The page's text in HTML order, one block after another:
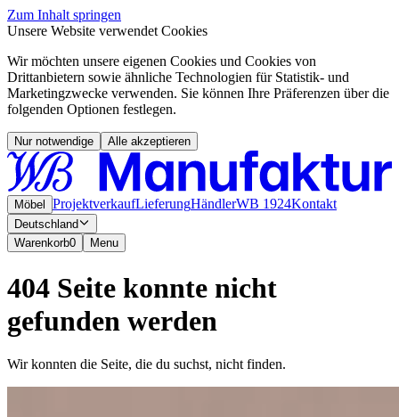
Zum Inhalt springen
Unsere Website verwendet Cookies
Wir möchten unsere eigenen Cookies und Cookies von
Drittanbietern sowie ähnliche Technologien für Statistik- und
Marketingzwecke verwenden. Sie können Ihre Präferenzen über die
folgenden Optionen festlegen.
Nur notwendige Alle akzeptieren
Möbel ProjektverkaufLieferungHändlerWB 1924Kontakt
Deutschland
Warenkorb0 Menu
404 Seite konnte nicht
gefunden werden
Wir konnten die Seite, die du suchst, nicht finden.